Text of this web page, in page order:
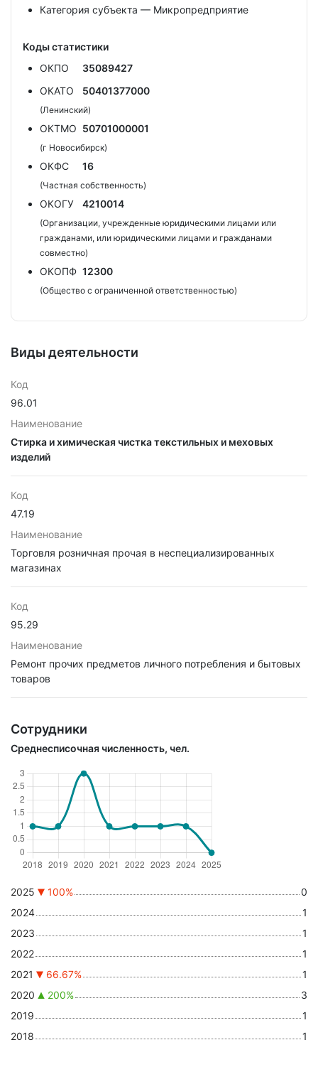
Категория субъекта — Микропредприятие
Коды статистики
ОКПО
35089427
ОКАТО
50401377000
(Ленинский)
ОКТМО 50701000001
(г Новосибирск)
ОКФС 16
(Частная собственность)
ОКОГУ 4210014
(Организации, учрежденные юридическими лицами или
гражданами, или юридическими лицами и гражданами
совместно)
ОКОПФ 12300
(Общество с ограниченной ответственностью)
Виды деятельности
Код
96.01
Наименование
Стирка и химическая чистка текстильных и меховых
изделий
Код
47.19
Наименование
Торговля розничная прочая в неспециализированных
магазинах
Код
95.29
Наименование
Ремонт прочих предметов личного потребления и бытовых
товаров
Сотрудники
Среднесписочная численность, чел.
2025 100%
0
2024
1
2023
1
2022
1
2021
66.67%
1
2020
200%
3
2019
1
2018
1